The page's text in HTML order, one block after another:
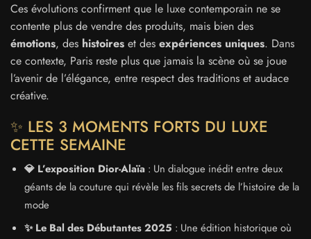
Ces évolutions confirment que le luxe contemporain ne se
contente plus de vendre des produits, mais bien des
émotions, des histoires et des expériences uniques. Dans
ce contexte, Paris reste plus que jamais la scène où se joue
l’avenir de l’élégance, entre respect des traditions et audace
créative.
✨ LES 3 MOMENTS FORTS DU LUXE
CETTE SEMAINE
💎 L’exposition Dior-Alaïa : Un dialogue inédit entre deux
géants de la couture qui révèle les fils secrets de l’histoire de la
mode
✨ Le Bal des Débutantes 2025 : Une édition historique où